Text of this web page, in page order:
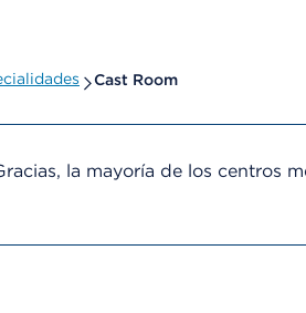
Cast Room
la mayoría de los centros